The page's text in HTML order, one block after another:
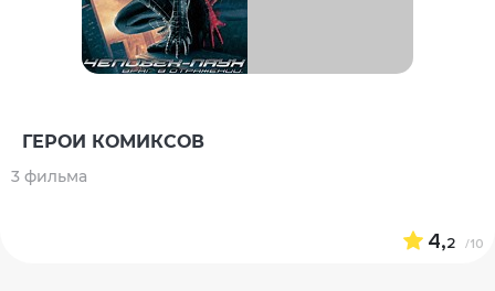
ГЕРОИ КОМИКСОВ
3 фильма
4,2 /10